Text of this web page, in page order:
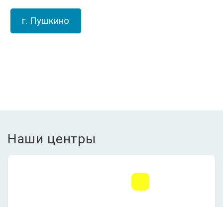
г. Пушкино
ЛДЦ Долголетие •
Наши центры